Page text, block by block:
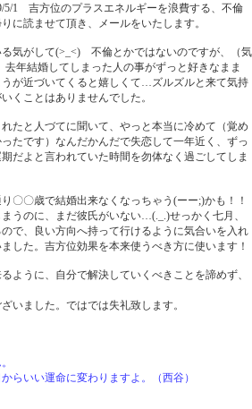
5/1 吉方位のプラスエネルギーを浪費する、不倫
に読ませて頂き、メールをいたします。
気がして(>_<) 不倫とかではないのですが、（気
年結婚してしまった人の事がずっと好きなまま
が近づいてくると嬉しくて…ズルズルと来て気持
くことはありませんでした。
たと人づてに聞いて、やっと本当に冷めて（覚め
たです）なんだかんだで失恋して一年近く、ずっ
だよと言われていた時間を勿体なく過ごしてしま
〇〇歳で結婚出来なくなっちゃう(ーー;)かも！！
うのに、まだ彼氏がいない…(._.)せっかく七月、
で、良い方向へ持って行けるように気合いを入れ
した。吉方位効果を本来使うべき方に使います！
ように、自分で解決していくべきことを諦めず、
いました。ではでは失礼致します。
らいい運命に変わりますよ。（西谷）